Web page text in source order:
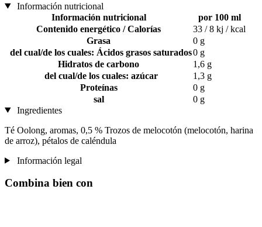
Información nutricional
Información nutricional
por 100 ml
Contenido energético / Calorías
33 / 8 kj / kcal
Grasa
0 g
del cual/de los cuales: Ácidos grasos saturados0 g
Hidratos de carbono
1,6 g
del cual/de los cuales: azúcar
1,3 g
Proteínas
0 g
sal
0 g
Ingredientes
Té Oolong, aromas, 0,5 % Trozos de melocotón (melocotón, harina
de arroz), pétalos de caléndula
Información legal
Combina bien con